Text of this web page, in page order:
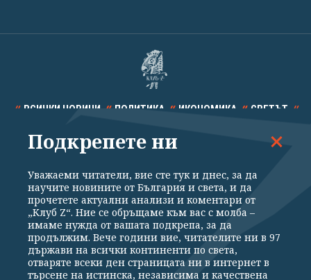
ВСИЧКИ НОВИНИ ПОЛИТИКА ИКОНОМИКА СВЕТЪТ
СПОРТ КУЛТУРА ТЕХНОЛОГИИ КАЛЕЙДОСКОП
Общи условия
Политика за поверителност
Реклама
Партньори Контакти
За Клуб Z
Подкрепете ни
Уважаеми читатели, вие сте тук и днес, за да
научите новините от България и света, и да
прочетете актуални анализи и коментари от
„Клуб Z“. Ние се обръщаме към вас с молба –
имаме нужда от вашата подкрепа, за да
продължим. Вече години вие, читателите ни в 97
държави на всички континенти по света,
отваряте всеки ден страницата ни в интернет в
търсене на истинска, независима и качествена